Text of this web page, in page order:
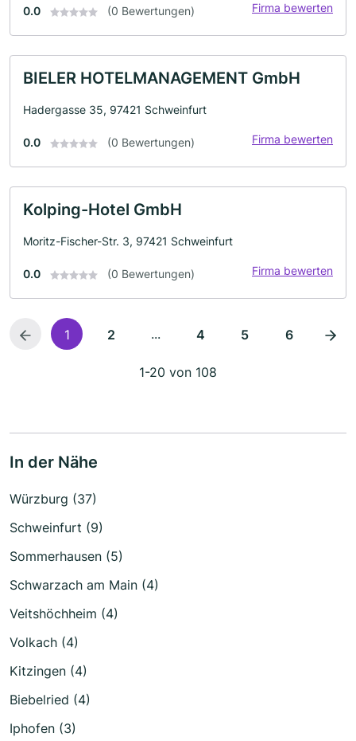
0.0 (0 Bewertungen) Firma bewerten
BIELER HOTELMANAGEMENT GmbH
Hadergasse 35, 97421 Schweinfurt
0.0 (0 Bewertungen) Firma bewerten
Kolping-Hotel GmbH
Moritz-Fischer-Str. 3, 97421 Schweinfurt
0.0 (0 Bewertungen) Firma bewerten
1 2 ... 4 5 6
1-20 von 108
In der Nähe
Würzburg (37)
Schweinfurt (9)
Sommerhausen (5)
Schwarzach am Main (4)
Veitshöchheim (4)
Volkach (4)
Kitzingen (4)
Biebelried (4)
Iphofen (3)